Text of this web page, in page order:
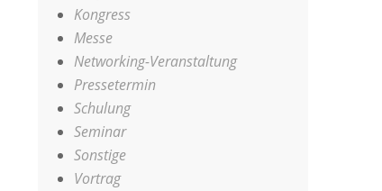
Kongress
Messe
Networking-Veranstaltung
Pressetermin
Schulung
Seminar
Sonstige
Vortrag